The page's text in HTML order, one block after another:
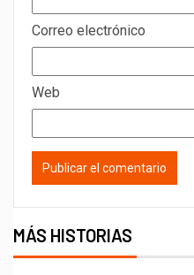
Correo electrónico
Web
MÁS HISTORIAS